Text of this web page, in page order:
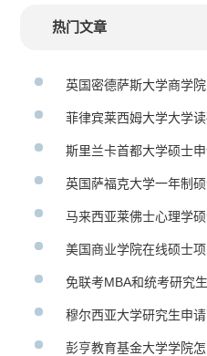
热门文章
英国密德萨斯大学商学
菲律宾莱西姆大学大学
斯里兰卡首都大学硕士
英国萨福克大学一年制
马来西亚莱佛士心理学
美国商业学院在线硕士
免联考MBA和统考研究
穆尔西亚大学研究生申
彭亨教育基金大学学院